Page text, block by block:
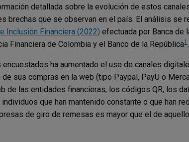
detallada sobre la evolución de estos
brechas que se observan en el país. El análisis se
Inclusión Financiera (2022) efectuada por Banca de
Financiera de Colombia y el Banco de la República1 .
ha aumentado el uso de canales
sus compras en la web (tipo Paypal, PayU o
de las entidades financieras, los códigos QR, los
que han mantenido constante o que han
de giro de remesas es mayor que el de